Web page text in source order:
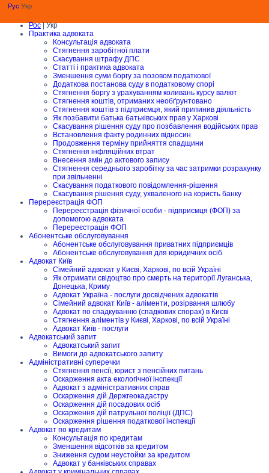
Рус Укр
Рос| Укр
Практика адвоката
Консультація адвоката
Стягнення заробітної плати
Скасування штрафу ДПС
Статті і практика адвоката
Зменшення суми боргу за позовом податкової
Додаткова постанова суду в податковому спорі
Стягнення боргу з урахуванням коливань курсу валют
Стягнення коштів, отриманих необґрунтовано
Стягнення коштів з підприємця, який припинив діяльність
Як позбавити батька батьківських прав у Харкові
Скасування рішення суду про позбавлення водійських прав
Встановлення факту родинних відносин
Продовження терміну прийняття спадщини
Стягнення інфляційних втрат
Внесення змін до актового запису
Стягнення середнього заробітку за час затримки розрахунку
при звільненні
Скасування податкового повідомлення-рішення
Скасування рішення суду, ухваленого на користь банку
Перереєстрація ФОП
Перереєстрація фізичної особи - підприємця (ФОП) за
допомогою адвоката
Перереєстрація ФОП
Абонентське обслуговування
Абонентське обслуговування приватних підприємців
Абонентське обслуговування для юридичних осіб
Адвокат Київ
Сімейний адвокат у Києві, Харкові, по всій Україні
Як отримати свідоцтво про смерть на території Луганська,
Донецька, Криму
Адвокат Україна - послуги досвідчених адвокатів
Сімейний адвокат Київ - аліменти, розірвання шлюбу
Адвокат по спадкуванню (спадкових спорах) в Києві
Стягнення аліментів у Києві, Харкові, по всій Україні
Адвокат Київ - послуги
Адвокатський запит
Адвокатський запит
Вимоги до адвокатського запиту
Адміністративні суперечки
Стягнення пенсії, юрист з пенсійних питань
Оскарження акта екологічної інспекції
Адвокат з адміністративних справ
Оскарження дій Держгеокадастру
Оскарження дій посадових осіб
Оскарження дій патрульної поліції (ДПС)
Оскарження рішення податкової інспекції
Адвокат по кредитам
Консультація по кредитам
Зменшення відсотків за кредитом
Зниження судом неустойки за кредитом
Адвокат у банківських справах